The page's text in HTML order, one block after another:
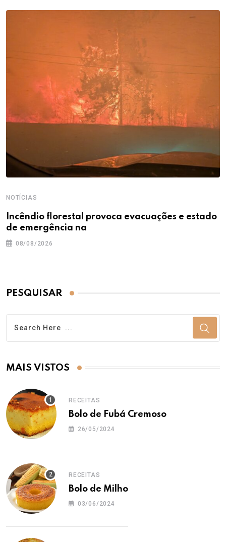
NOTÍCIAS
Incêndio florestal provoca evacuações e estado
de emergência na
08/08/2026
PESQUISAR
MAIS VISTOS
RECEITAS
Bolo de Fubá Cremoso
26/05/2024
RECEITAS
Bolo de Milho
03/06/2024